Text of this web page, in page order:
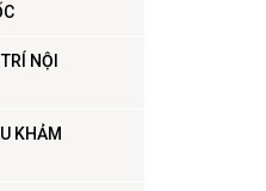
NỘI
KHẢM